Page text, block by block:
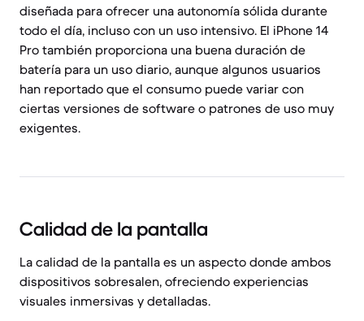
diseñada para ofrecer una autonomía sólida durante
todo el día, incluso con un uso intensivo. El iPhone 14
Pro también proporciona una buena duración de
batería para un uso diario, aunque algunos usuarios
han reportado que el consumo puede variar con
ciertas versiones de software o patrones de uso muy
exigentes.
Calidad de la pantalla
La calidad de la pantalla es un aspecto donde ambos
dispositivos sobresalen, ofreciendo experiencias
visuales inmersivas y detalladas.